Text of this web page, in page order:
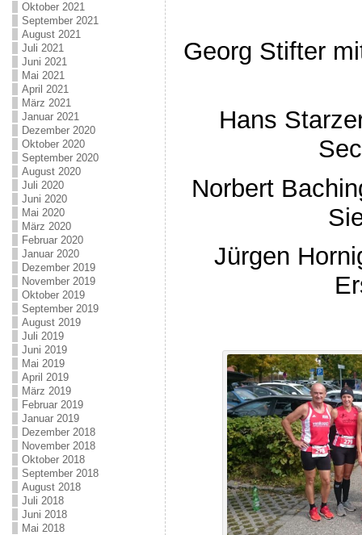
Oktober 2021
September 2021
August 2021
Juli 2021
Juni 2021
Mai 2021
April 2021
März 2021
Januar 2021
Dezember 2020
Oktober 2020
September 2020
August 2020
Juli 2020
Juni 2020
Mai 2020
März 2020
Februar 2020
Januar 2020
Dezember 2019
November 2019
Oktober 2019
September 2019
August 2019
Juli 2019
Juni 2019
Mai 2019
April 2019
März 2019
Februar 2019
Januar 2019
Dezember 2018
November 2018
Oktober 2018
September 2018
August 2018
Juli 2018
Juni 2018
Mai 2018
Georg Stifter
Hans
Norbert
Jürgen